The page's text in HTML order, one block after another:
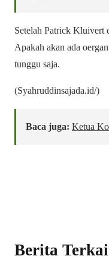
Setelah Patrick Kluivert
Apakah akan ada
tunggu saja.
(Syahruddinsajada.id/)
Baca juga: Ketua
Berita